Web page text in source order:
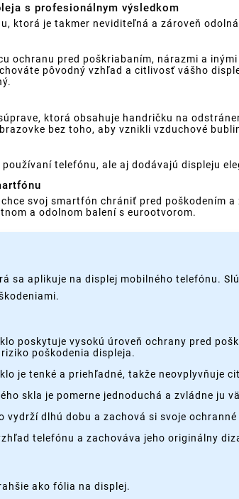
s profesionálnym výsledkom
ktorá je takmer neviditeľná a zároveň
ochranu pred poškriabaním, nárazmi a
pôvodný vzhľad a citlivosť vášho
ktorá obsahuje handričku na
bez toho, aby vznikli vzduchové
telefónu, ale aj dodávajú displeju
svoj smartfón chrániť pred poškodením
a odolnom balení s eurootvorom.
sa aplikuje na displej mobilného telefónu.
poskytuje vysokú úroveň ochrany pred
poškodenia displeja.
je tenké a priehľadné, takže neovplyvňuje
skla je pomerne jednoduchá a zvládne ju
vydrží dlhú dobu a zachová si svoje
telefónu a zachováva jeho originálny
ako fólia na displej.